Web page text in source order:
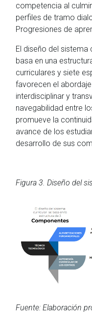
competencia al
perfiles de tramo
Progresiones de
El diseño del sistema
basa en una
curriculares y siete
favorecen el
interdisciplinar y
navegabilidad entre
promueve la
avance de los
desarrollo de sus
Figura 3. Diseño del
Fuente: Elaboración